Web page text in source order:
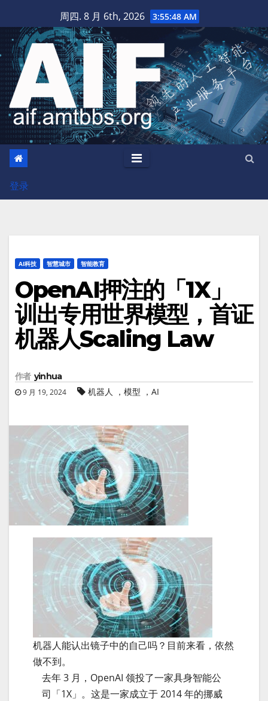
至
内
容
周四. 8 月 6th, 2026 3:55:49 AM
登录
AI科技 智慧城市 智能教育
OpenAI押注的「1X」
训出专用世界模型，首证
机器人Scaling Law
作者 yinhua
9 月 19, 2024 机器人 ，模型 ，AI
机器人能认出镜子中的自己吗？目前来看，依然
做不到。
去年 3 月，OpenAI 领投了一家具身智能公
司「1X」。这是一家成立于 2014 年的挪威